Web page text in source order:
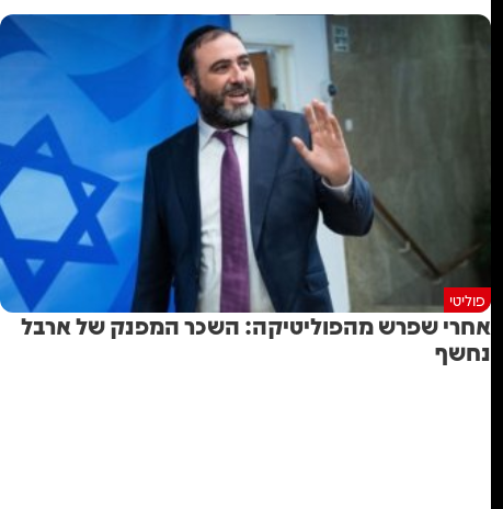
פוליטי
אחרי שפרש מהפוליטיקה: השכר המפנק של ארבל
נחשף